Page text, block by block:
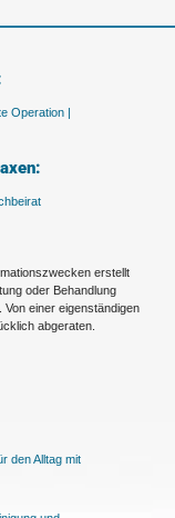
Operation |
erstellt
oder Behandlung
einer eigenständigen
abgeraten.
den Alltag mit